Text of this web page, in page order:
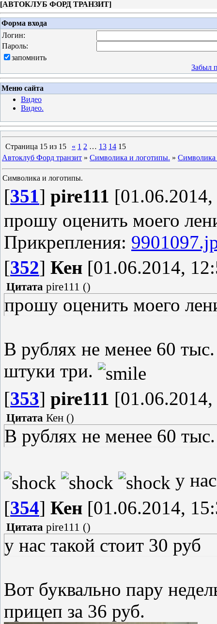
[АВТОКЛУБ ФОРД ТРАНЗИТ]
Форма входа
Логин:
Пароль:
запомнить
Забыл
Меню сайта
Видео
Видео.
Страница 15 из 15 « 1 2 … 13 14 15
Автоклуб Форд транзит » Символика и логотипы. » Символика
Символика и логотипы.
[351] pire111
прошу оценить моего
Прикрепления:
[352] Кен [01.06.2014,
Цитата pire111 ()
прошу оценить моего
В рублях не менее 60
штуки три.
[353] pire111
Цитата Кен ()
В рублях не менее 60 тыс.
у
[354] Кен [01.06.2014,
Цитата pire111 ()
у нас такой стоит 30 руб
Вот буквально пару
прицеп за 36 руб.